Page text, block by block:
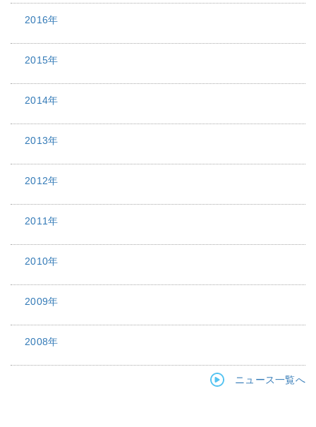
2016年
2015年
2014年
2013年
2012年
2011年
2010年
2009年
2008年
ニュース一覧へ